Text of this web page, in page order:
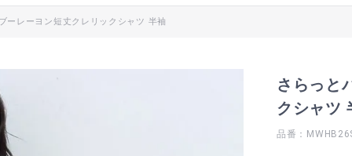
ーレーヨン短丈クレリックシャツ 半袖
さらっと
クシャツ
品番：